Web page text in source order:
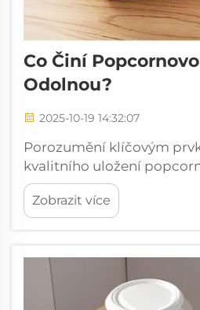
Co Činí
Odolnou?
2025-10-19 14:32:07
Porozumění klíčovým
kvalitního uložení
uchování chutě křupavého
oblíbeného kinového
na popcorn hraje klíčovou
Zobrazit více